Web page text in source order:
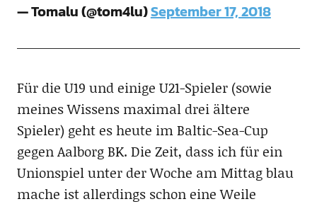
— Tomalu (@tom4lu)September 17, 2018
Für die U19 und einige U21-Spieler (sowie
meines Wissens maximal drei ältere
Spieler) geht es heute im Baltic-Sea-Cup
gegen Aalborg BK. Die Zeit, dass ich für ein
Unionspiel unter der Woche am Mittag blau
mache ist allerdings schon eine Weile